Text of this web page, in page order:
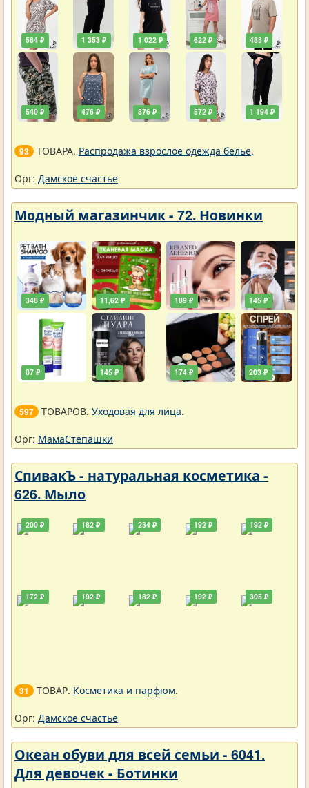
584 ₽
540 ₽
1 353 ₽
476 ₽
1 022 ₽
876 ₽
622 ₽
572 ₽
483 ₽
1 194 ₽
93 ТОВАРА. Распродажа взрослое одежда белье.
Орг: Дамское счастье
Модный магазинчик - 72. Новинки
348 ₽
87 ₽
11,62 ₽
145 ₽
189 ₽
174 ₽
145 ₽
203 ₽
597 ТОВАРОВ. Уходовая для лица.
Орг: МамаСтепашки
СпивакЪ - натуральная косметика -
626. Мыло
200 ₽
172 ₽
182 ₽
192 ₽
234 ₽
182 ₽
192 ₽
192 ₽
192 ₽
305 ₽
31 ТОВАР. Косметика и парфюм.
Орг: Дамское счастье
Океан обуви для всей семьи - 6041.
Для девочек - Ботинки